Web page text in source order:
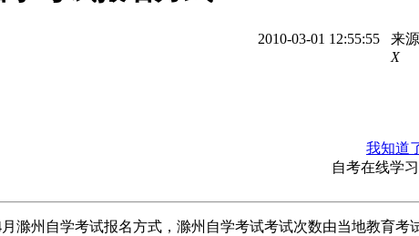
2010-03-01 12:55:55 来源
X
我知道
自考在线学习
州自学考试报名方式，滁州自学考试考试次数由当地教育考